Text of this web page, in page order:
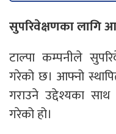
सुपरिवेक्षणका लागि
टाल्पा कम्पनीले
गरेको छ। आफ्नो
गराउने उद्देश्यका
गरेको हो।